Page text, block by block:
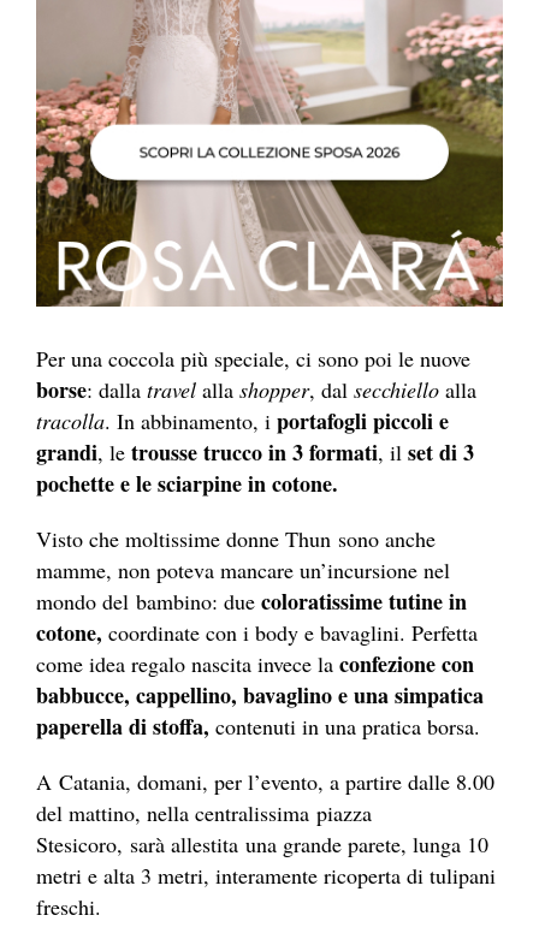
Per una coccola più speciale, ci sono poi le nuove
borse: dalla travel alla shopper, dal secchiello alla
tracolla. In abbinamento, i portafogli piccoli e
grandi, le trousse trucco in 3 formati, il set di 3
pochette e le sciarpine in cotone.
Visto che moltissime donne Thun sono anche
mamme, non poteva mancare un’incursione nel
mondo del bambino: due coloratissime tutine in
cotone, coordinate con i body e bavaglini. Perfetta
come idea regalo nascita invece la confezione con
babbucce, cappellino, bavaglino e una simpatica
paperella di stoffa, contenuti in una pratica borsa.
A Catania, domani, per l’evento, a partire dalle 8.00
del mattino, nella centralissima piazza
Stesicoro, sarà allestita una grande parete, lunga 10
metri e alta 3 metri, interamente ricoperta di tulipani
freschi.